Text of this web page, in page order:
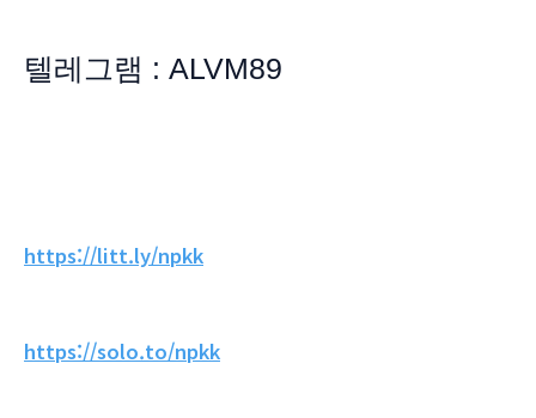
텔레그램 : ALVM89
https://litt.ly/npkk
https://solo.to/npkk